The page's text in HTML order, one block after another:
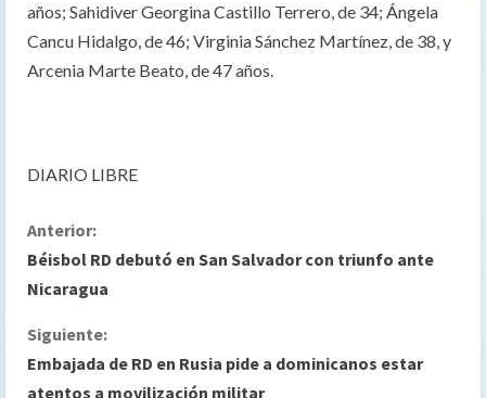
años; Sahidiver Georgina Castillo Terrero, de 34; Ángela
Cancu Hidalgo, de 46; Virginia Sánchez Martínez, de 38, y
Arcenia Marte Beato, de 47 años.
DIARIO LIBRE
S
i
g
u
Anterior:
Béisbol RD debutó en San Salvador con triunfo ante
Nicaragua
Siguiente:
Embajada de RD en Rusia pide a dominicanos estar
atentos a movilización militar